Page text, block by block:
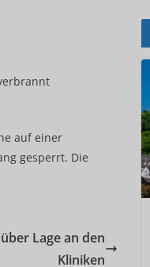
auf einer
gesperrt. Die
Lage an den
Kliniken